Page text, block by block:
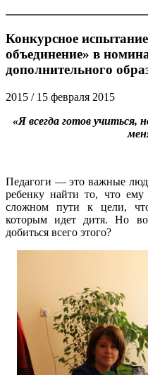
Конкурсное
объединение» в
дополнительного
2015 / 15 февраля 2015
«Я всегда готов учиться,
Педагоги — это важные
ребенку найти то, что
сложном пути к цели,
которым идет дитя. Но
добиться всего этого?